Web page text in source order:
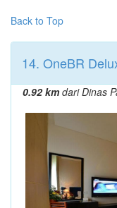
Back to Top
14. OneBR
0.92 kmdari Dinas